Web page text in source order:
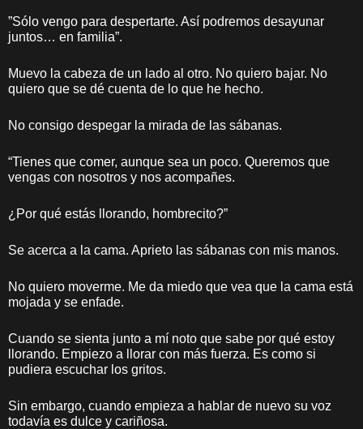
”Sólo vengo para despertarte. Así podremos desayunar
juntos… en familia”.
Muevo la cabeza de un lado al otro. No quiero bajar. No
quiero que se dé cuenta de lo que he hecho.
No consigo despegar la mirada de las sábanas.
“Tienes que comer, aunque sea un poco. Queremos que
vengas con nosotros y nos acompañes.
¿Por qué estás llorando, hombrecito?”
Se acerca a la cama. Aprieto las sábanas con mis manos.
No quiero moverme. Me da miedo que vea que la cama está
mojada y se enfade.
Cuando se sienta junto a mí noto que sabe por qué estoy
llorando. Empiezo a llorar con más fuerza. Es como si
pudiera escuchar los gritos.
Sin embargo, cuando empieza a hablar de nuevo su voz
todavía es dulce y cariñosa.